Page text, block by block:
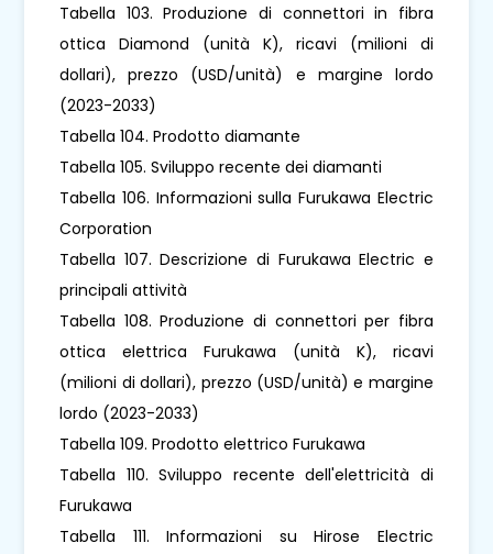
Tabella 103. Produzione di connettori in fibra
ottica Diamond (unità K), ricavi (milioni di
dollari), prezzo (USD/unità) e margine lordo
(2023-2033)
Tabella 104. Prodotto diamante
Tabella 105. Sviluppo recente dei diamanti
Tabella 106. Informazioni sulla Furukawa Electric
Corporation
Tabella 107. Descrizione di Furukawa Electric e
principali attività
Tabella 108. Produzione di connettori per fibra
ottica elettrica Furukawa (unità K), ricavi
(milioni di dollari), prezzo (USD/unità) e margine
lordo (2023-2033)
Tabella 109. Prodotto elettrico Furukawa
Tabella 110. Sviluppo recente dell'elettricità di
Furukawa
Tabella 111. Informazioni su Hirose Electric